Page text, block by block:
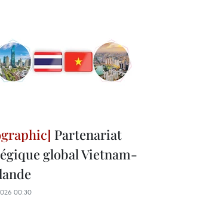
Partenariat
global Vietnam-
00:30